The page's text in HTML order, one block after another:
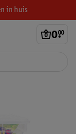
in huis
0.
00